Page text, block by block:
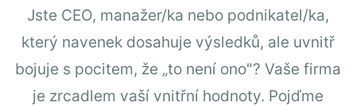
Jste CEO, manažer/ka nebo podnikatel/ka,
který navenek dosahuje výsledků, ale uvnitř
bojuje s pocitem, že „to není ono"? Vaše firma
je zrcadlem vaší vnitřní hodnoty. Pojďme